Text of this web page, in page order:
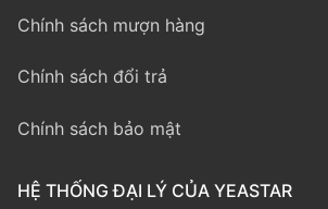
Chính sách mượn hàng
Chính sách đổi trả
Chính sách bảo mật
HỆ THỐNG ĐẠI LÝ CỦA YEASTAR